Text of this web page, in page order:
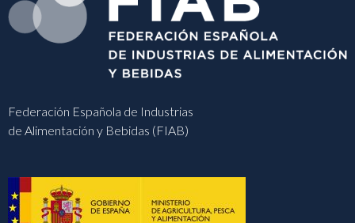
Federación Española de Industrias
de Alimentación y Bebidas (FIAB)